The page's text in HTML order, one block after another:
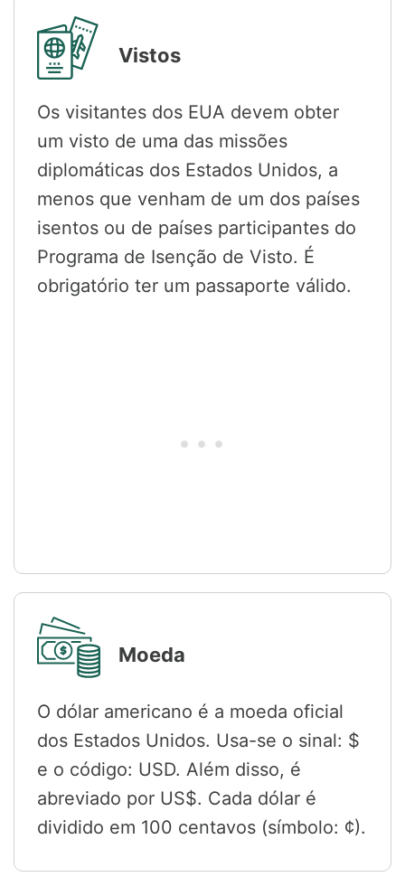
Vistos
Os visitantes dos EUA devem obter
um visto de uma das missões
diplomáticas dos Estados Unidos, a
menos que venham de um dos países
isentos ou de países participantes do
Programa de Isenção de Visto. É
obrigatório ter um passaporte válido.
Moeda
O dólar americano é a moeda oficial
dos Estados Unidos. Usa-se o sinal: $
e o código: USD. Além disso, é
abreviado por US$. Cada dólar é
dividido em 100 centavos (símbolo: ¢).